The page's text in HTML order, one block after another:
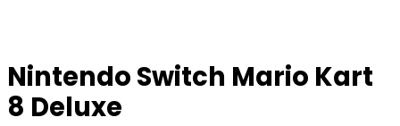
Nintendo Switch Mario Kart
8 Deluxe